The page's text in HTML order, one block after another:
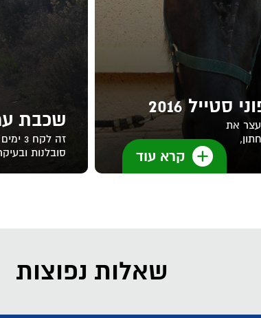
2016
עצר את
קרא עוד
שכבת
זה
סובלנות
שאלות נפוצות